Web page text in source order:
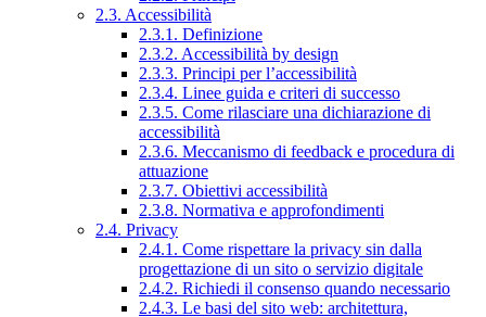
2.3. Accessibilità
2.3.1. Definizione
2.3.2. Accessibilità by design
2.3.3. Principi per l’accessibilità
2.3.4. Linee guida e criteri di successo
2.3.5. Come rilasciare una dichiarazione di
accessibilità
2.3.6. Meccanismo di feedback e procedura di
attuazione
2.3.7. Obiettivi accessibilità
2.3.8. Normativa e approfondimenti
2.4. Privacy
2.4.1. Come rispettare la privacy sin dalla
progettazione di un sito o servizio digitale
2.4.2. Richiedi il consenso quando necessario
2.4.3. Le basi del sito web: architettura,